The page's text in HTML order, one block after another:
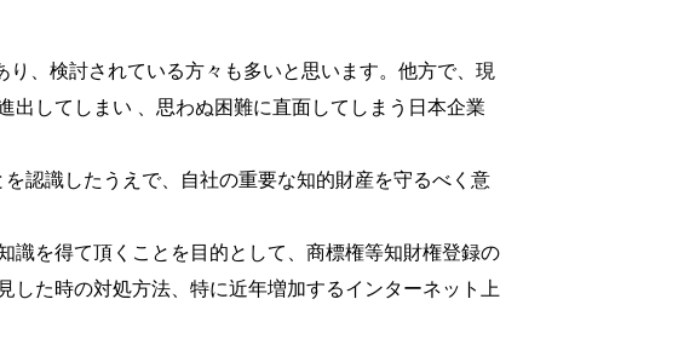
、検討されている方々も多いと思います。他方で、現
出してしまい 、思わぬ困難に直面してしまう日本企業
認識したうえで、自社の重要な知的財産を守るべく意
識を得て頂くことを目的として、商標権等知財権登録の
た時の対処方法、特に近年増加するインターネット上